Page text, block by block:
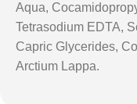
Aqua,
Tetrasodium EDTA,
Capric Glycerides,
Arctium Lappa.